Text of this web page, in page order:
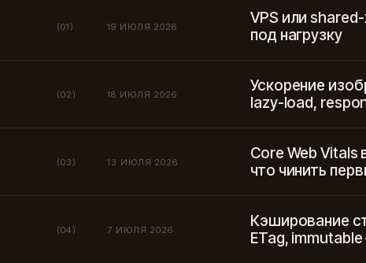
(01) 19 ИЮЛЯ 2026
VPS или
под нагрузку
(02) 18 ИЮЛЯ 2026
Ускорение
lazy-load,
(03) 13 ИЮЛЯ 2026
Core Web Vitals
что чинить
(04) 7 ИЮЛЯ 2026
Кэширование
ETag,